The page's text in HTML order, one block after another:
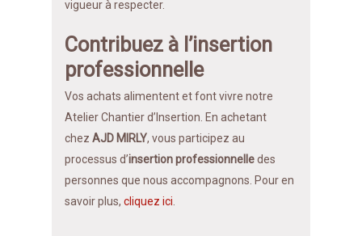
vigueur à respecter.
Contribuez à l’insertion
professionnelle
Vos achats alimentent et font vivre notre
Atelier Chantier d’Insertion. En achetant
chezAJD MIRLY, vous participez au
processus d’insertion professionnelledes
personnes que nous accompagnons. Pour en
savoir plus, cliquez ici